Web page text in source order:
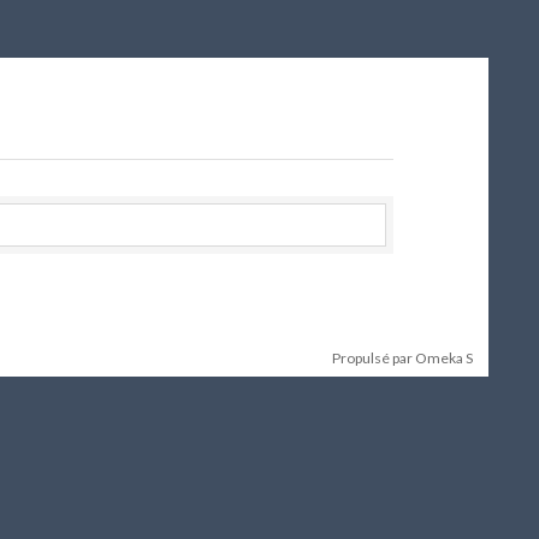
Propulsé par Omeka S